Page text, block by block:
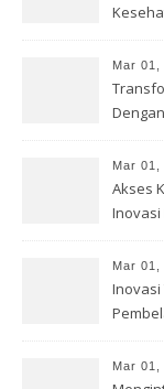
Mar 01,
Mar 01,
Akses
Inovasi
Mar 01,
Mar 01,